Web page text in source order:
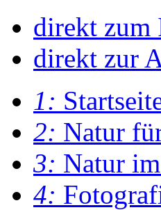
direkt zum
direkt zur
1:
2: Natur
3: Natur
4: